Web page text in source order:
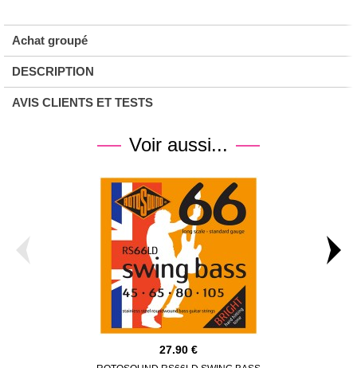
Achat groupé
DESCRIPTION
AVIS CLIENTS ET TESTS
Voir aussi...
27.90